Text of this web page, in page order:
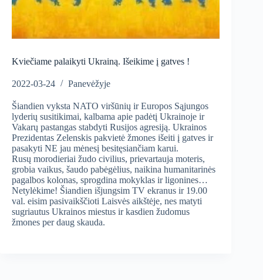
Kviečiame palaikyti Ukrainą. Išeikime į gatves !
2022-03-24 Panevėžyje
Šiandien vyksta NATO viršūnių ir Europos Sąjungos
lyderių susitikimai, kalbama apie padėtį Ukrainoje ir
Vakarų pastangas stabdyti Rusijos agresiją. Ukrainos
Prezidentas Zelenskis pakvietė žmones išeiti į gatves ir
pasakyti NE jau mėnesį besitęsiančiam karui.
Rusų morodieriai žudo civilius, prievartauja moteris,
grobia vaikus, šaudo pabėgėlius, naikina humanitarinės
pagalbos kolonas, sprogdina mokyklas ir ligonines…
Netylėkime! Šiandien išjungsim TV ekranus ir 19.00
val. eisim pasivaikščioti Laisvės aikštėje, nes matyti
sugriautus Ukrainos miestus ir kasdien žudomus
žmones per daug skauda.